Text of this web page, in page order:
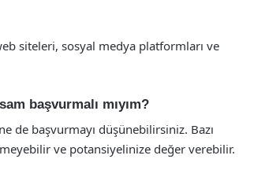
siteleri, sosyal medya platformları ve
başvurmalı mıyım?
de başvurmayı düşünebilirsiniz. Bazı
ve potansiyelinize değer verebilir.